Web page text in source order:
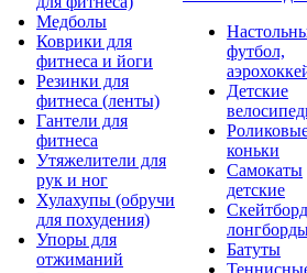
Медболы
Коврики для
фитнеса и йоги
Резинки для
фитнеса (ленты)
Гантели для
фитнеса
Утяжелители для
рук и ног
Хулахупы (обручи
для похудения)
Упоры для
отжиманий
футбол,
Детские
коньки
Самокаты
детские
Батуты